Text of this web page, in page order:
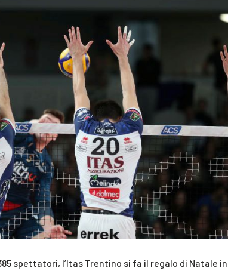
spettatori, l’Itas Trentino si fa il regalo di Natale in